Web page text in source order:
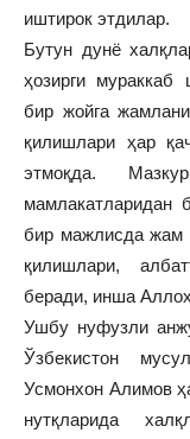
иштирок этдилар.
Бутун дунё
ҳозирги
бир жойга
қилишлари ҳар
этмоқда.
мамлакатларидан
бир мажлисда жам
қилишлари,
беради, инша
Ушбу нуфузли
Ўзбекистон
Усмонхон Алимов
нутқларида